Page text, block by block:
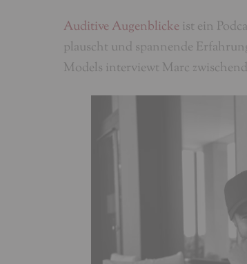
Auditive Augenblicke ist ein
plauscht und spannende
Models interviewt Marc